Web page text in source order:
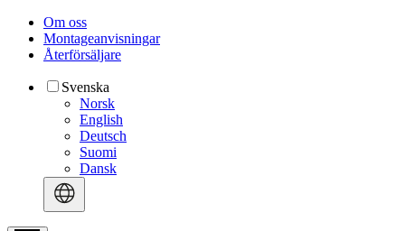
Om oss
Montageanvisningar
Återförsäljare
Svenska
Norsk
English
Deutsch
Suomi
Dansk